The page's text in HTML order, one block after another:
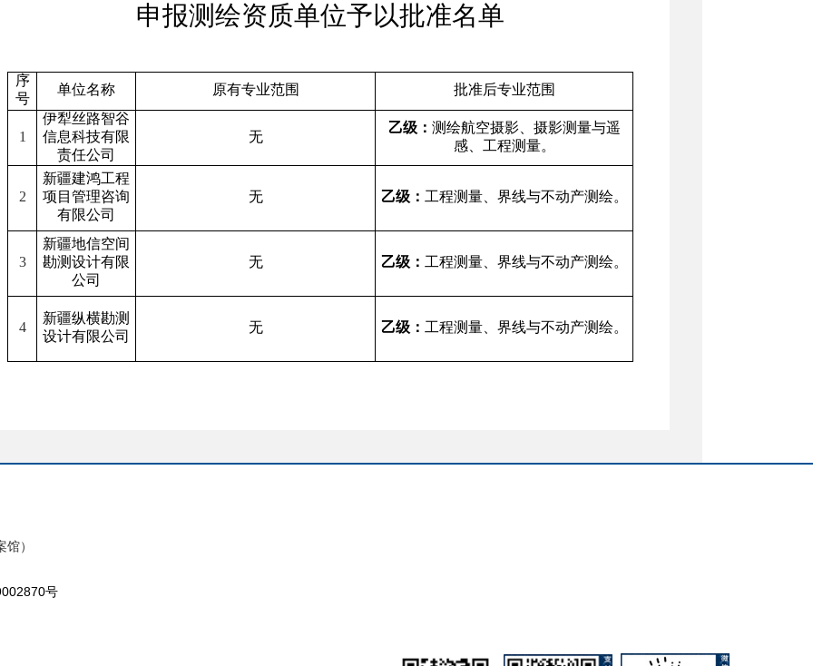
申报测绘资质单位予以批准名单
序
号
单位名称 原有专业范围 批准后专业范围
1
伊犁丝路智谷
信息科技有限
责任公司
无
乙级： 测绘航空摄影、摄影测量与遥
感、工程测量。
2
新疆建鸿工程
项目管理咨询
有限公司
无 乙级： 工程测量、界线与不动产测绘。
3
新疆地信空间
勘测设计有限
公司
无 乙级： 工程测量、界线与不动产测绘。
4
新疆纵横勘测
设计有限公司
无 乙级： 工程测量、界线与不动产测绘。
）
号